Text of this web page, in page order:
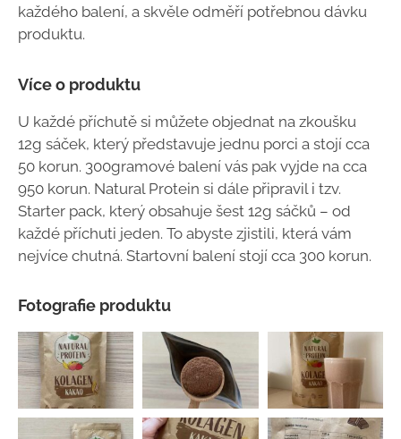
každého balení, a skvěle odměří potřebnou dávku
produktu.
Více o produktu
U každé příchutě si můžete objednat na zkoušku
12g sáček, který představuje jednu porci a stojí cca
50 korun. 300gramové balení vás pak vyjde na cca
950 korun. Natural Protein si dále připravil i tzv.
Starter pack, který obsahuje šest 12g sáčků – od
každé příchuti jeden. To abyste zjistili, která vám
nejvíce chutná. Startovní balení stojí cca 300 korun.
Fotografie produktu